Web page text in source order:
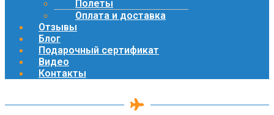
Полеты
Оплата и доставка
Отзывы
Блог
Подарочный сертификат
Видео
Контакты